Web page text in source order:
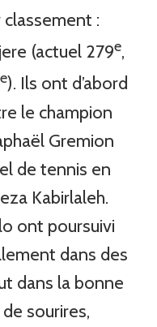
classement :
(actuel 279e,
e). Ils ont d’abord
le champion
Gremion
de tennis en
Kabirlaleh.
ont poursuivi
dans des
dans la bonne
sourires,